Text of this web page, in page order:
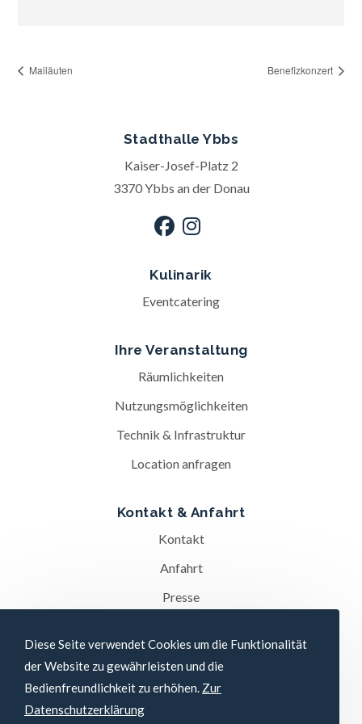
Mailäuten Benefizkonzert
Stadthalle Ybbs
Kaiser-Josef-Platz 2
3370 Ybbs an der Donau
Kulinarik
Eventcatering
Ihre Veranstaltung
Räumlichkeiten
Nutzungsmöglichkeiten
Technik & Infrastruktur
Location anfragen
Kontakt & Anfahrt
Kontakt
Anfahrt
Presse
Datenschutz­erklärung Impressum
Copyright 2026 - Stadthalle Ybbs
Diese Seite verwendet Cookies um die Funktionalität
der Website zu gewährleisten und die
Bedienfreundlichkeit zu erhöhen. Zur
Datenschutzerklärung